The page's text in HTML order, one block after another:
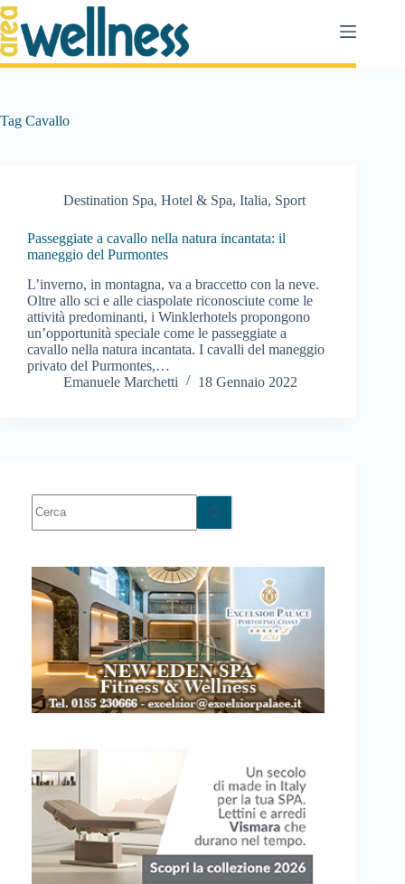
Salta
al
contenuto
Tag Cavallo
Destination Spa, Hotel & Spa, Italia, Sport
Passeggiate a cavallo nella natura incantata: il
maneggio del Purmontes
L’inverno, in montagna, va a braccetto con la neve.
Oltre allo sci e alle ciaspolate riconosciute come le
attività predominanti, i Winklerhotels propongono
un’opportunità speciale come le passeggiate a
cavallo nella natura incantata. I cavalli del maneggio
privato del Purmontes,…
Emanuele Marchetti
18 Gennaio 2022
risultato